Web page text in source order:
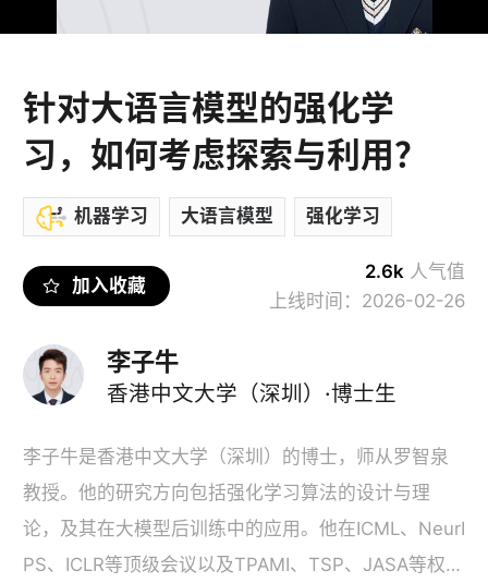
针对大语言模型的强化学
习，如何考虑探索与利用？
机器学习 大语言模型 强化学习
加入收藏
2.6k 人气值
上线时间：2026-02-26
李子牛
香港中文大学（深圳）·博士生
李子牛是香港中文大学（深圳）的博士，师从罗智泉
教授。他的研究方向包括强化学习算法的设计与理
论，及其在大模型后训练中的应用。他在ICML、NeurI
PS、ICLR等顶级会议以及TPAMI、TSP、JASA等权威